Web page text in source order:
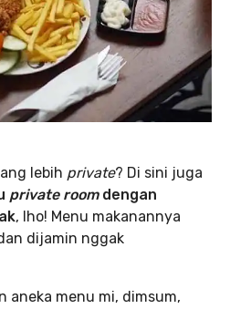
lebih private? Di sini juga
private room dengan
, lho! Menu makanannya
dijamin nggak
aneka menu mi, dimsum,